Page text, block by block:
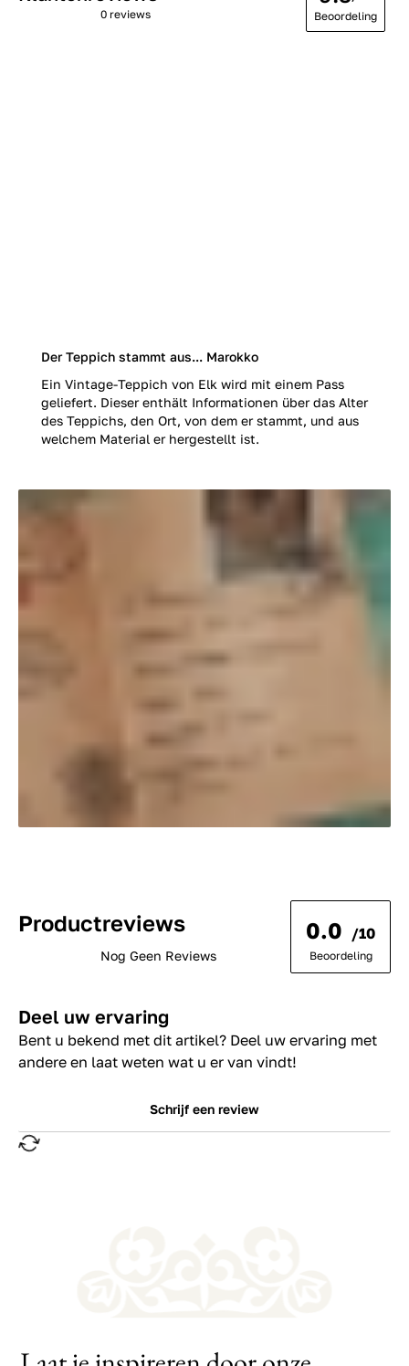
Der Teppich stammt aus... Marokko
Ein Vintage-Teppich von Elk wird mit einem Pass
geliefert. Dieser enthält Informationen über das Alter
des Teppichs, den Ort, von dem er stammt, und aus
welchem Material er hergestellt ist.
0 reviews Beoordeling
Productreviews
Nog Geen Reviews
0.0 /10
Beoordeling
Deel uw ervaring
Bent u bekend met dit artikel? Deel uw ervaring met
andere en laat weten wat u er van vindt!
Schrijf een review